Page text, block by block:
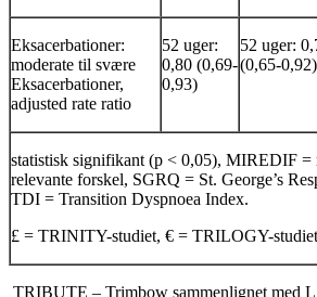
Eksacerbationer:
moderate til svære
Eksacerbationer,
adjusted rate ratio
52 uger:
0,80 (0,69-
0,93)­
52 uger:
(0,65-0,92)­
­statistisk signifikant (p < 0,05), MIREDIF =
relevante forskel, SGRQ = St. George’s
TDI = Transition Dyspnoea Index.
£ = TRINITY-studiet, € = TRILOGY-studiet
TRIBUTE – Trimbow sammenlignet med